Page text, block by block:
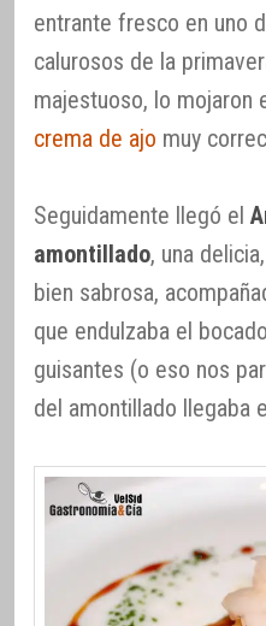
entrante fresco en uno
calurosos de la
majestuoso, lo mojaron
crema de ajo muy
Seguidamente llegó el
amontillado, una
bien sabrosa,
que endulzaba el
guisantes (o eso nos
del amontillado llegaba